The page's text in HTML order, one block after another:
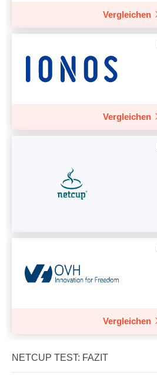
Vergleichen
Vergleichen
Vergleichen
NETCUP TEST: FAZIT